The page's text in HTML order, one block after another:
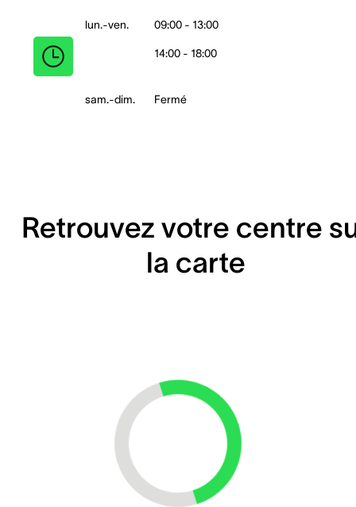
lun.-ven. 09:00 - 13:00
14:00 - 18:00
sam.-dim. Fermé
Retrouvez votre centre
la carte
Loading...